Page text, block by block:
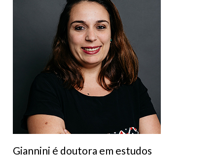
Giannini é doutora em estudos